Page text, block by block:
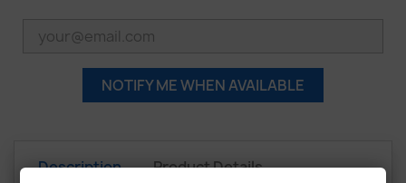
NOTIFY ME WHEN AVAILABLE
Description
Product Details